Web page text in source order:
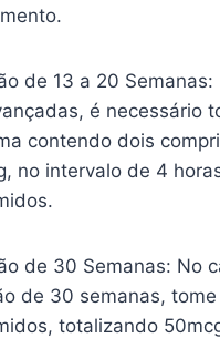
de 13 a 20 Semanas:
é necessário
contendo dois
no intervalo de 4
de 30 Semanas: No
de 30 semanas,
totalizando